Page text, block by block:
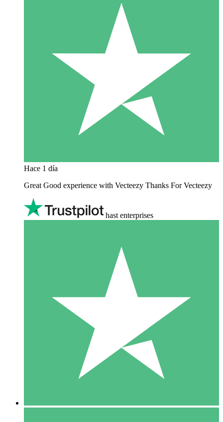
Hace 1 día
Great Good experience with Vecteezy Thanks For Vecteezy
hast enterprises